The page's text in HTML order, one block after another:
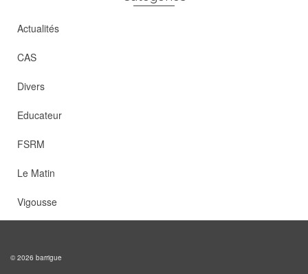
Actualités
CAS
Divers
Educateur
FSRM
Le Matin
Vigousse
© 2026 barrigue